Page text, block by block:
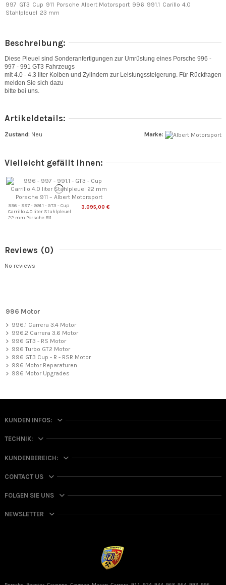
997 GT3 Cup 911 Porsche Albert Motorsport 996 991.1 Carillo 4.0
Stahlpleuel 23 mm
Beschreibung:
Diese Pleuel sind Sonderanfertigungen zur Umrüstung eines Porsche 996 -
997 - 991 GT3 Fahrzeugs
mit 4.0 - 4.3 liter Kolben und Zylindern zur Leistungssteigerung. Für Rückfragen
melden Sie sich dazu
bitte bei uns.
Artikeldetails:
Marke:
Zustand: Neu
Vielleicht gefällt Ihnen:
996 - 997 - 991.1 - GT3 - Cup
Carrillo 4.0 liter Stahlpleuel
22 mm Porsche 911
3.095,00 €
Reviews (0)
No reviews
996 Motor
996.1 Carrera 3.4 Motor
996.2 Carrera 3.6 Motor
996 GT3 - RS Motor
996 Turbo GT2 Motor
996 GT3 Cup - R - RSR Motor
996 Motor Reparaturen
996 Motor Upgrades
KUNDEN INFOS:
TECHNIK:
KUNDENBEREICH:
CONTACT US
FOLGEN SIE UNS
NEWSLETTER